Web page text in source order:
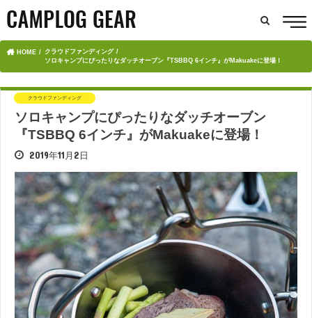
HOME
クラウドファンディング
ソロキャンプにぴったりなダッチオーブン『TSBBQ 6インチ』がMakuakeに登場！
クラウドファンディング
ソロキャンプにぴったりなダッチオーブン
『TSBBQ 6インチ』がMakuakeに登場！
2019年11月2日